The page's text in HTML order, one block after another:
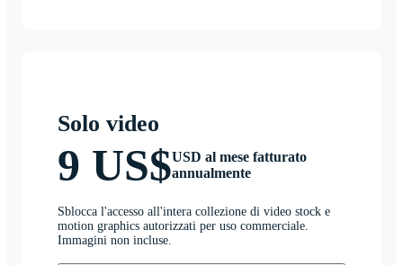
Solo video
9 US$USD al mese fatturato
annualmente
Sblocca l'accesso all'intera collezione di video stock e
motion graphics autorizzati per uso commerciale.
Immagini non incluse.